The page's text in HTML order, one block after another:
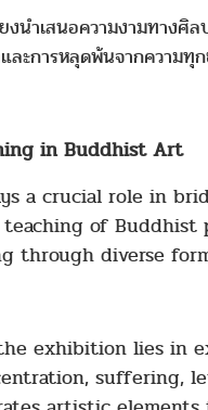
งนำเสนอความงามทางศิ
ะการหลุดพ้นจากความทุ
in Buddhist Art
a crucial role in
of
through diverse
exhibition lies in
suffering,